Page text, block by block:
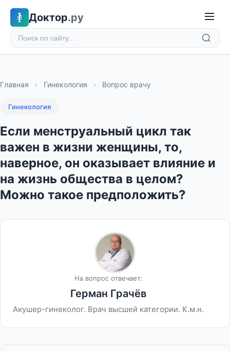
Доктор.ру
Главная › Гинекология › Вопрос врачу
Гинекология
Если менструальный цикл так
важен в жизни женщины, то,
наверное, он оказывает влияние и
на жизнь общества в целом?
Можно такое предположить?
На вопрос отвечает:
Герман Грачёв
Акушер-гинеколог. Врач высшей категории. К.м.н.